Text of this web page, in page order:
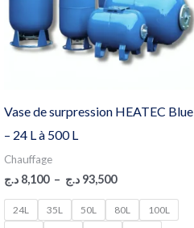
Vase de surpression HEATEC Blue
– 24 L à 500 L
Chauffage
8,100 د.ج – 93,500 د.ج
24L 35L 50L 80L
100L